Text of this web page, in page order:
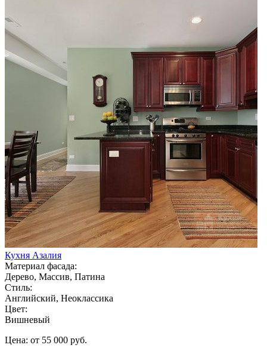
Кухня Азалия
Материал фасада:
Дерево, Массив, Патина
Стиль:
Английский, Неоклассика
Цвет:
Вишневый
Цена: от 55 000 руб.